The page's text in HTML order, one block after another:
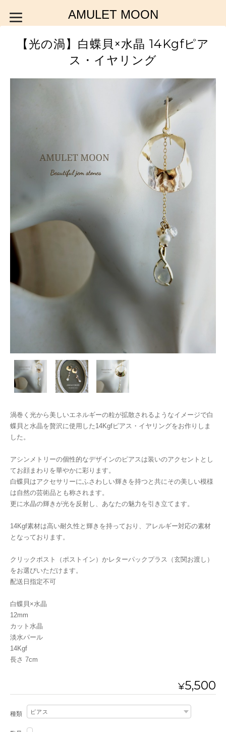
AMULET MOON
【光の渦】白蝶貝×水晶 14Kgfピア
ス・イヤリング
渦巻く光から美しいエネルギーの粒が拡散されるようなイメージで白
蝶貝と水晶を贅沢に使用した14Kgfピアス・イヤリングをお作りしま
した。
アシンメトリーの個性的なデザインのピアスは装いのアクセントとし
てお顔まわりを華やかに彩ります。
白蝶貝はアクセサリーにふさわしい輝きを持つと共にその美しい模様
は自然の芸術品とも称されます。
更に水晶の輝きが光を反射し、あなたの魅力を引き立てます。
14Kgf素材は高い耐久性と輝きを持っており、アレルギー対応の素材
となっております。
クリックポスト（ポストイン）かレターパックプラス（玄関お渡し）
をお選びいただけます。
配送日指定不可
白蝶貝×水晶
12mm
カット水晶
淡水パール
14Kgf
長さ 7cm
¥5,500
種類